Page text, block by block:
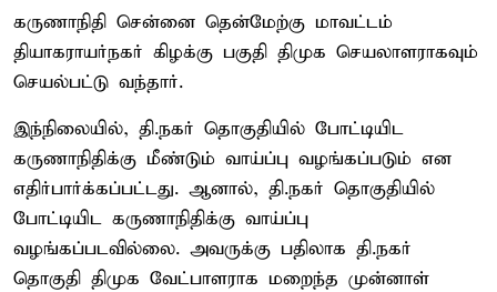
கருணாநிதி சென்னை தென்மேற்கு மாவட்டம்
தியாகராயர்நகர் கிழக்கு பகுதி திமுக செயலாளராகவும்
செயல்பட்டு வந்தார்.
இந்நிலையில், தி.நகர் தொகுதியில் போட்டியிட
கருணாநிதிக்கு மீண்டும் வாய்ப்பு வழங்கப்படும் என
எதிர்பார்க்கப்பட்டது. ஆனால், தி.நகர் தொகுதியில்
போட்டியிட கருணாநிதிக்கு வாய்ப்பு
வழங்கப்படவில்லை. அவருக்கு பதிலாக தி.நகர்
தொகுதி திமுக வேட்பாளராக மறைந்த முன்னாள்